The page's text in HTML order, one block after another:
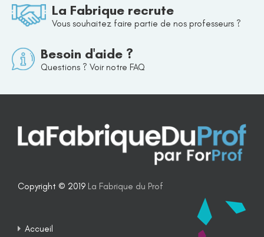
La Fabrique recrute
Vous souhaitez faire partie de nos professeurs ?
Besoin d'aide ?
Questions ? Voir notre FAQ
Copyright © 2019 La Fabrique du Prof
Accueil